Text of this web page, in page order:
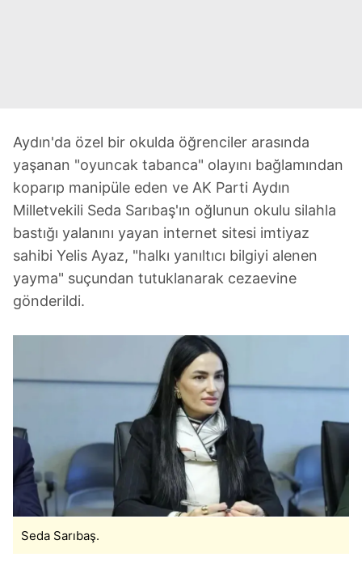
Aydın'da özel bir okulda öğrenciler arasında
yaşanan "oyuncak tabanca" olayını bağlamından
koparıp manipüle eden ve AK Parti Aydın
Milletvekili Seda Sarıbaş'ın oğlunun okulu silahla
bastığı yalanını yayan internet sitesi imtiyaz
sahibi Yelis Ayaz, "halkı yanıltıcı bilgiyi alenen
yayma" suçundan tutuklanarak cezaevine
gönderildi.
Seda Sarıbaş.